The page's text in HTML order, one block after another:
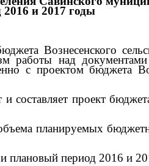
и 2017 годы
Вознесенского
над
с проектом бюджета
проект
планируемых
плановый период 2016 и